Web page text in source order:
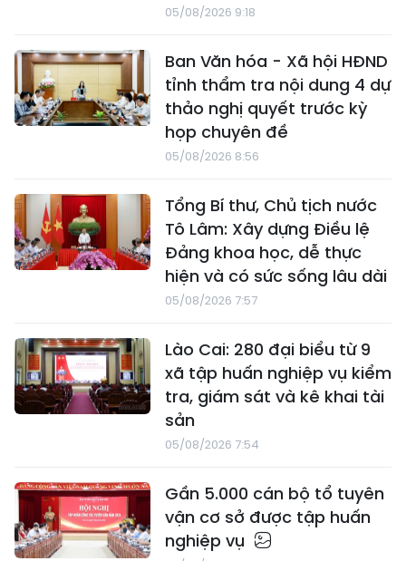
05/08/2026 9:18
Ban Văn hóa - Xã hội HĐND
tỉnh thẩm tra nội dung 4 dự
thảo nghị quyết trước kỳ
họp chuyên đề
05/08/2026 8:56
Tổng Bí thư, Chủ tịch nước
Tô Lâm: Xây dựng Điều lệ
Đảng khoa học, dễ thực
hiện và có sức sống lâu dài
05/08/2026 7:57
Lào Cai: 280 đại biểu từ 9
xã tập huấn nghiệp vụ kiểm
tra, giám sát và kê khai tài
sản
05/08/2026 7:54
Gần 5.000 cán bộ tổ tuyên
vận cơ sở được tập huấn
nghiệp vụ